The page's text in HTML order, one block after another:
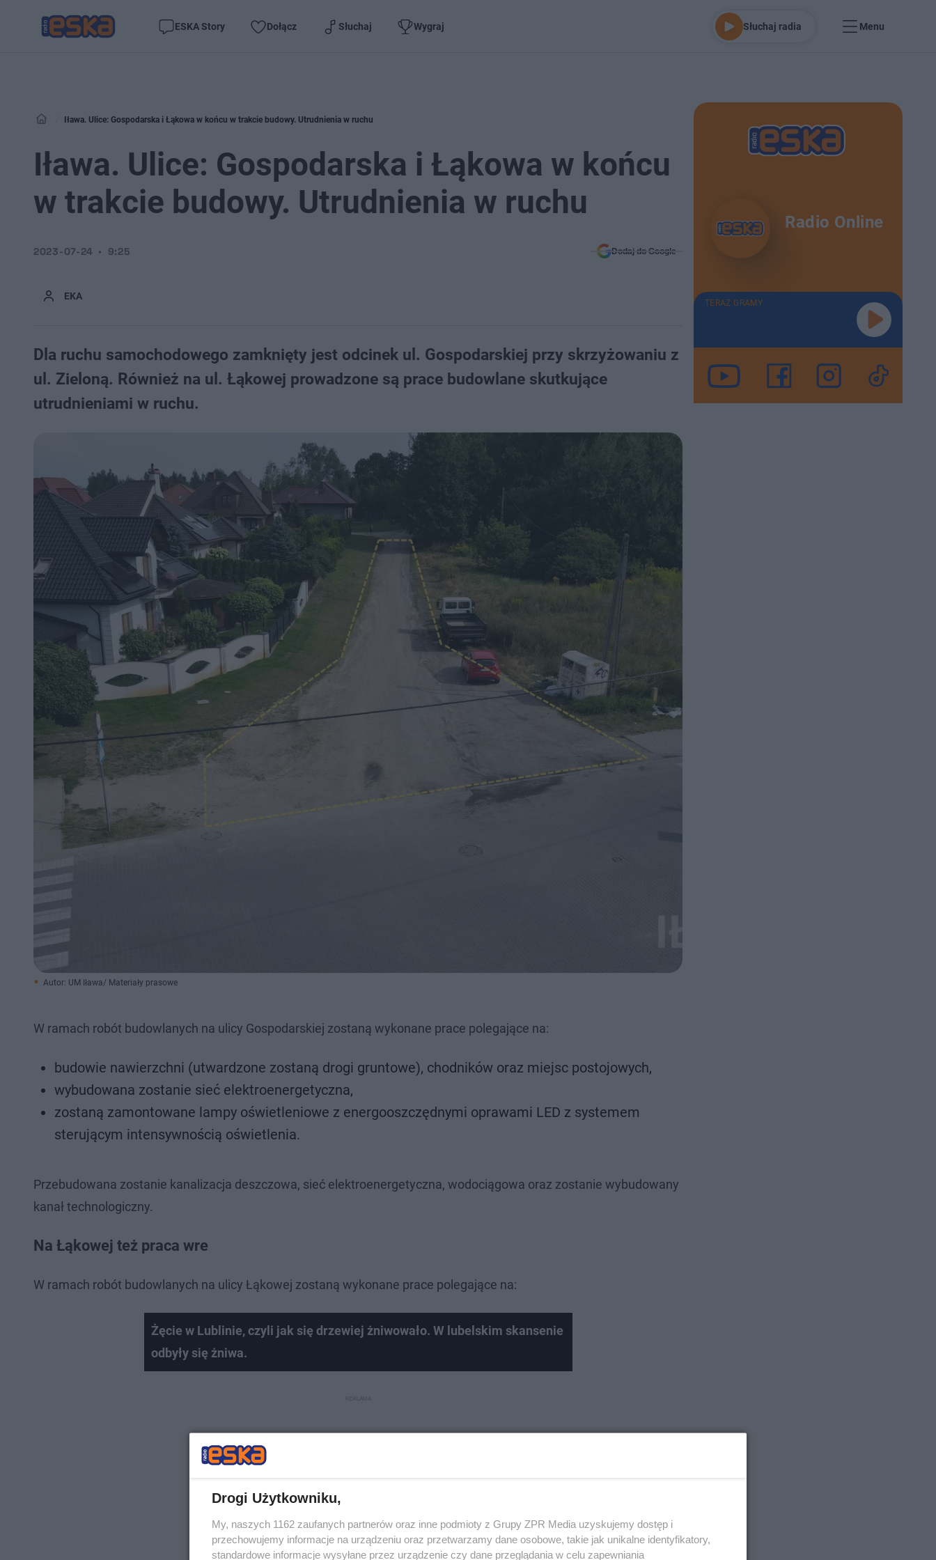
ESKA Story Dołącz Słuchaj Wygraj Słuchaj radia Menu
Iława. Ulice: Gospodarska i Łąkowa w końcu w trakcie budowy. Utrudnienia w ruchu
Iława. Ulice: Gospodarska i Łąkowa w końcu
w trakcie budowy. Utrudnienia w ruchu
EKA
2023-07-24 9:25 Dodaj do Google
Dla ruchu samochodowego zamknięty jest odcinek ul. Gospodarskiej przy skrzyżowaniu z
ul. Zieloną. Również na ul. Łąkowej prowadzone są prace budowlane skutkujące
utrudnieniami w ruchu.
Autor: UM Iława/ Materiały prasowe
W ramach robót budowlanych na ulicy Gospodarskiej zostaną wykonane prace polegające na:
budowie nawierzchni (utwardzone zostaną drogi gruntowe), chodników oraz miejsc postojowych,
wybudowana zostanie sieć elektroenergetyczna,
zostaną zamontowane lampy oświetleniowe z energooszczędnymi oprawami LED z systemem
sterującym intensywnością oświetlenia.
Przebudowana zostanie kanalizacja deszczowa, sieć elektroenergetyczna, wodociągowa oraz zostanie wybudowany
kanał technologiczny.
Na Łąkowej też praca wre
W ramach robót budowlanych na ulicy Łąkowej zostaną wykonane prace polegające na:
Żęcie w Lublinie, czyli jak się drzewiej żniwowało. W lubelskim skansenie
odbyły się żniwa.
Radio Online
TERAZ GRAMY
Drogi Użytkowniku,
My, naszych 1162 zaufanych partnerów oraz inne podmioty z Grupy ZPR Media uzyskujemy dostęp i
przechowujemy informacje na urządzeniu oraz przetwarzamy dane osobowe, takie jak unikalne identyfikatory,
standardowe informacje wysyłane przez urządzenie czy dane przeglądania w celu zapewniania